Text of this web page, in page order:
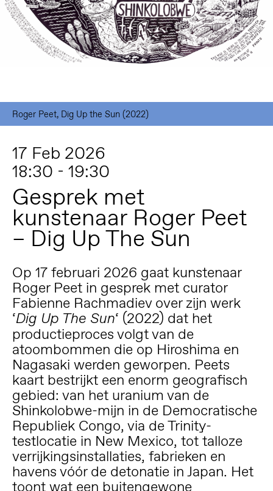
Roger Peet, Dig Up the Sun (2022)
17 Feb 2026
18:30 - 19:30
Gesprek met
kunstenaar Roger Peet
– Dig Up The Sun
Op 17 februari 2026 gaat kunstenaar
Roger Peet in gesprek met curator
Fabienne Rachmadiev over zijn werk
‘Dig Up The Sun‘ (2022) dat het
productieproces volgt van de
atoombommen die op Hiroshima en
Nagasaki werden geworpen. Peets
kaart bestrijkt een enorm geografisch
gebied: van het uranium van de
Shinkolobwe-mijn in de Democratische
Republiek Congo, via de Trinity-
testlocatie in New Mexico, tot talloze
verrijkingsinstallaties, fabrieken en
havens vóór de detonatie in Japan. Het
toont wat een buitengewone